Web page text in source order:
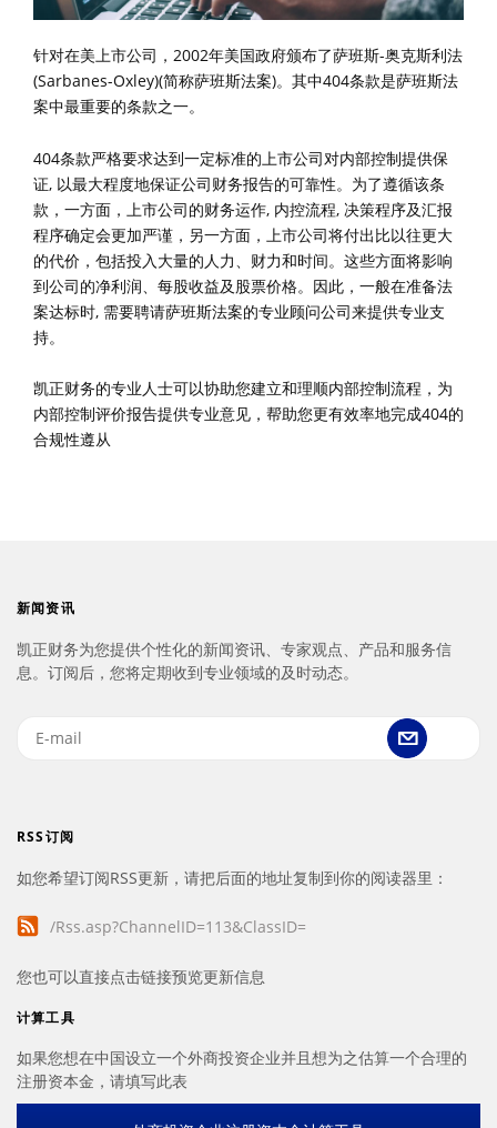
针对在美上市公司，2002年美国政府颁布了萨班斯-奥克斯利法
(Sarbanes-Oxley)(简称萨班斯法案)。其中404条款是萨班斯法
案中最重要的条款之一。
404条款严格要求达到一定标准的上市公司对内部控制提供保
证, 以最大程度地保证公司财务报告的可靠性。为了遵循该条
款，一方面，上市公司的财务运作, 内控流程, 决策程序及汇报
程序确定会更加严谨，另一方面，上市公司将付出比以往更大
的代价，包括投入大量的人力、财力和时间。这些方面将影响
到公司的净利润、每股收益及股票价格。因此，一般在准备法
案达标时, 需要聘请萨班斯法案的专业顾问公司来提供专业支
持。
凯正财务的专业人士可以协助您建立和理顺内部控制流程，为
内部控制评价报告提供专业意见，帮助您更有效率地完成404的
合规性遵从
新闻资讯
凯正财务为您提供个性化的新闻资讯、专家观点、产品和服务信
息。订阅后，您将定期收到专业领域的及时动态。
RSS订阅
如您希望订阅RSS更新，请把后面的地址复制到你的阅读器里：
/Rss.asp?ChannelID=113&ClassID=
您也可以直接点击链接预览更新信息
计算工具
如果您想在中国设立一个外商投资企业并且想为之估算一个合理的
注册资本金，请填写此表